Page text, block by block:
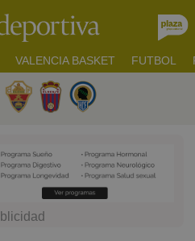
VALENCIA BASKET FUTBOL